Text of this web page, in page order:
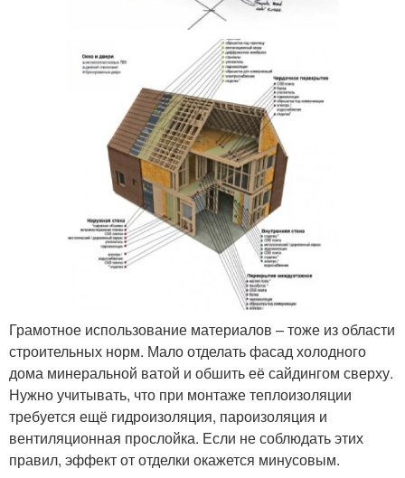
Грамотное использование материалов – тоже из области
строительных норм. Мало отделать фасад холодного
дома минеральной ватой и обшить её сайдингом сверху.
Нужно учитывать, что при монтаже теплоизоляции
требуется ещё гидроизоляция, пароизоляция и
вентиляционная прослойка. Если не соблюдать этих
правил, эффект от отделки окажется минусовым.